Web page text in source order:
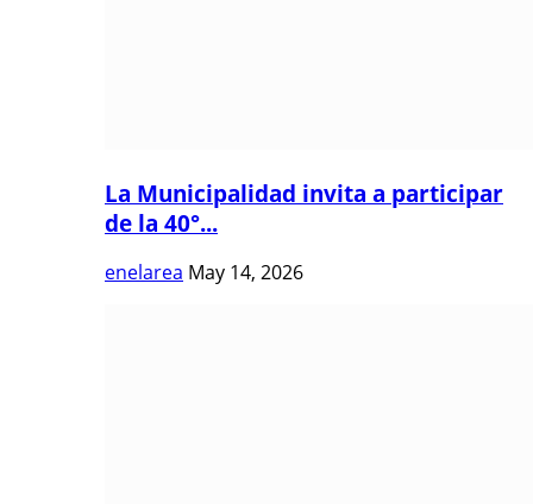
La Municipalidad invita a participar
de la 40°...
enelarea May 14, 2026